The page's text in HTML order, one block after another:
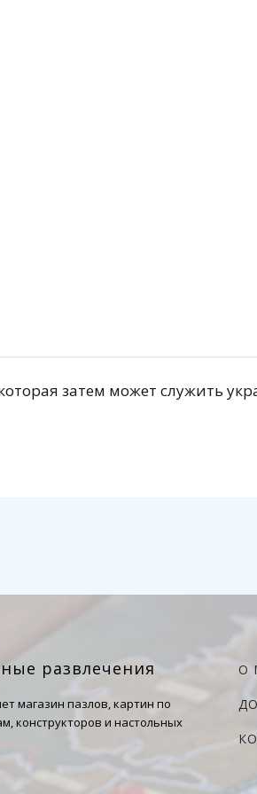
затем может служить
развлечения
магазин пазлов, картин по
конструкторов и настольных
О